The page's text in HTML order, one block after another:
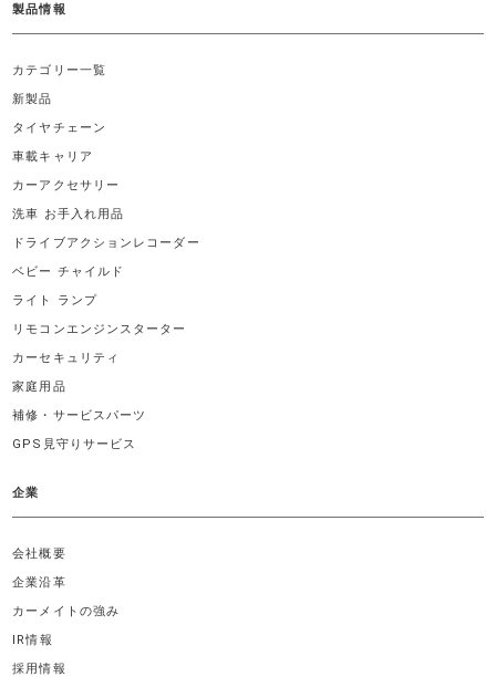
製品情報
カテゴリー一覧
新製品
タイヤチェーン
車載キャリア
カーアクセサリー
洗車 お手入れ用品
ドライブアクションレコーダー
ベビー チャイルド
ライト ランプ
リモコンエンジンスターター
カーセキュリティ
家庭用品
補修・サービスパーツ
GPS見守りサービス
企業
会社概要
企業沿革
カーメイトの強み
IR情報
採用情報